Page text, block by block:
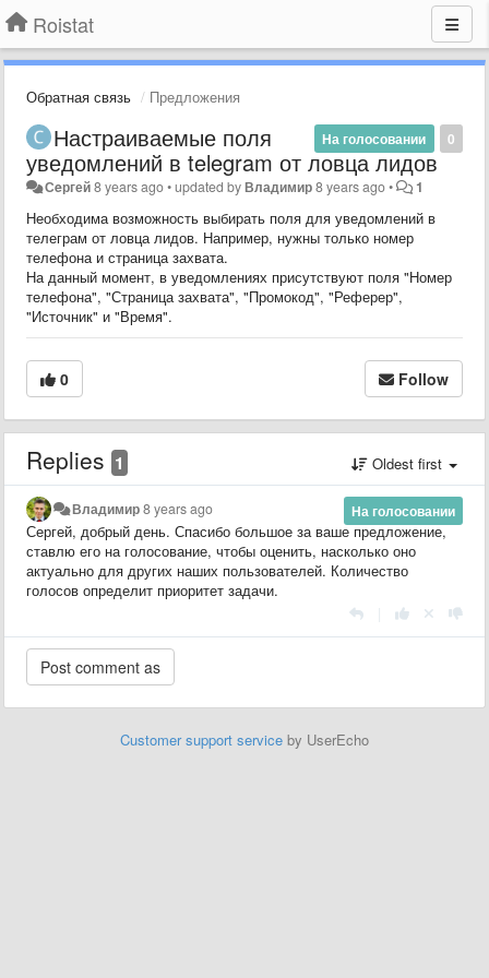
Roistat
Обратная связь Предложения
0
На голосовании
Настраиваемые поля
уведомлений в telegram от ловца лидов
Сeргей8 years ago•updated byВладимир8 years ago• 1
Необходима возможность выбирать поля для уведомлений в
телеграм от ловца лидов. Например, нужны только номер
телефона и страница захвата.
На данный момент, в уведомлениях присутствуют поля "Номер
телефона", "Страница захвата", "Промокод", "Реферер",
"Источник" и "Время".
0 Follow
Replies 1 Oldest first
На голосовании
Владимир8 years ago
Сергей, добрый день. Спасибо большое за ваше предложение,
ставлю его на голосование, чтобы оценить, насколько оно
актуально для других наших пользователей. Количество
голосов определит приоритет задачи.
Customer support service by UserEcho